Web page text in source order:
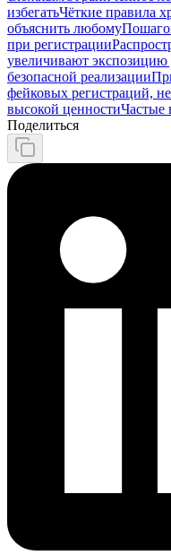
избегатьЧёткие правила
объяснить любому
при регистрации
увеличивают
безопасной реализации
фейковых регистраций,
высокой ценностиЧастые
Поделиться